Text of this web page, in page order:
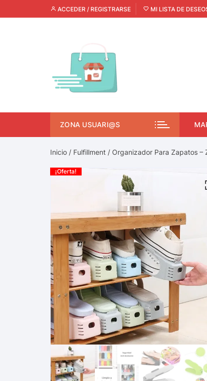
ACCEDER / REGISTRARSE MI LISTA DE
ZONA USUARI@S
Inicio / Fulfillment / Organizador Para Zapatos –
¡Oferta!